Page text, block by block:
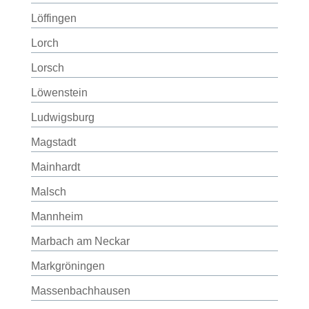
Löffingen
Lorch
Lorsch
Löwenstein
Ludwigsburg
Magstadt
Mainhardt
Malsch
Mannheim
Marbach am Neckar
Markgröningen
Massenbachhausen